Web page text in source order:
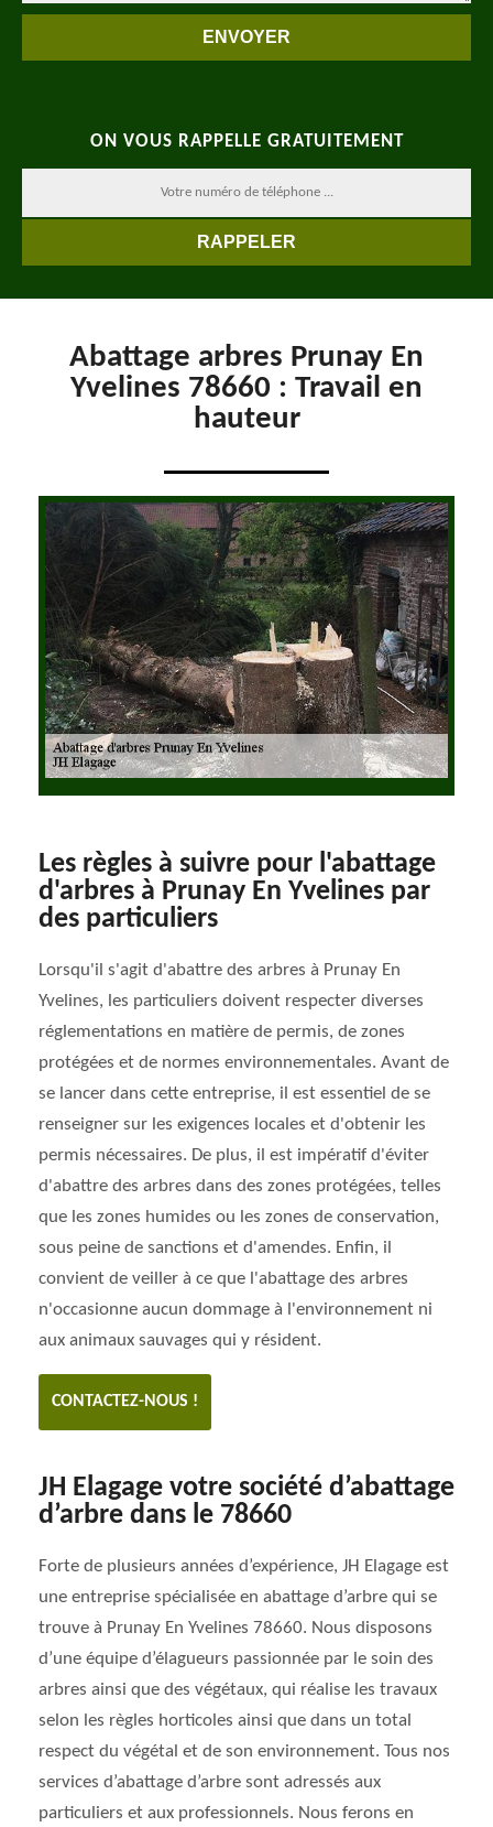
ON VOUS RAPPELLE GRATUITEMENT
Abattage arbres Prunay En
Yvelines 78660 : Travail en
hauteur
Les règles à suivre pour l'abattage
d'arbres à Prunay En Yvelines par
des particuliers
Lorsqu'il s'agit d'abattre des arbres à Prunay En
Yvelines, les particuliers doivent respecter diverses
réglementations en matière de permis, de zones
protégées et de normes environnementales. Avant de
se lancer dans cette entreprise, il est essentiel de se
renseigner sur les exigences locales et d'obtenir les
permis nécessaires. De plus, il est impératif d'éviter
d'abattre des arbres dans des zones protégées, telles
que les zones humides ou les zones de conservation,
sous peine de sanctions et d'amendes. Enfin, il
convient de veiller à ce que l'abattage des arbres
n'occasionne aucun dommage à l'environnement ni
aux animaux sauvages qui y résident.
CONTACTEZ-NOUS !
JH Elagage votre société d’abattage
d’arbre dans le 78660
Forte de plusieurs années d’expérience, JH Elagage est
une entreprise spécialisée en abattage d’arbre qui se
trouve à Prunay En Yvelines 78660. Nous disposons
d’une équipe d’élagueurs passionnée par le soin des
arbres ainsi que des végétaux, qui réalise les travaux
selon les règles horticoles ainsi que dans un total
respect du végétal et de son environnement. Tous nos
services d’abattage d’arbre sont adressés aux
particuliers et aux professionnels. Nous ferons en